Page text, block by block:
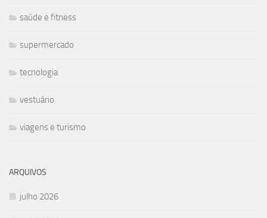
saúde e fitness
supermercado
tecnologia
vestuário
viagens e turismo
ARQUIVOS
julho 2026